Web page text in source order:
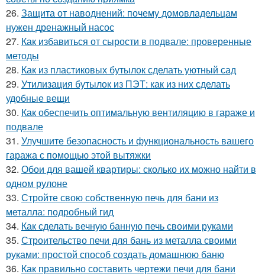
26. Защита от наводнений: почему домовладельцам
нужен дренажный насос
27. Как избавиться от сырости в подвале: проверенные
методы
28. Как из пластиковых бутылок сделать уютный сад
29. Утилизация бутылок из ПЭТ: как из них сделать
удобные вещи
30. Как обеспечить оптимальную вентиляцию в гараже и
подвале
31. Улучшите безопасность и функциональность вашего
гаража с помощью этой вытяжки
32. Обои для вашей квартиры: сколько их можно найти в
одном рулоне
33. Стройте свою собственную печь для бани из
металла: подробный гид
34. Как сделать вечную банную печь своими руками
35. Строительство печи для бань из металла своими
руками: простой способ создать домашнюю баню
36. Как правильно составить чертежи печи для бани